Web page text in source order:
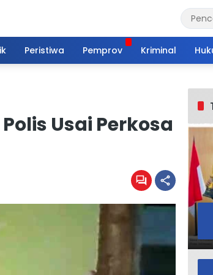
Peristiwa Pemprov Kriminal
Usai Perkosa